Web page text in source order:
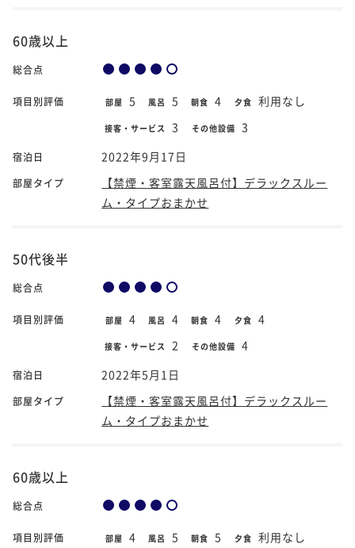
60歳以上
総合点
項目別評価 部屋 5 風呂 5 朝食 4 夕食 利用なし
接客・サービス 3 その他設備 3
宿泊日 2022年9月17日
部屋タイプ
【禁煙・客室露天風呂付】デラックスルー
ム・タイプおまかせ
50代後半
総合点
項目別評価 部屋 4 風呂 4 朝食 4 夕食 4
接客・サービス 2 その他設備 4
宿泊日 2022年5月1日
部屋タイプ
【禁煙・客室露天風呂付】デラックスルー
ム・タイプおまかせ
60歳以上
総合点
項目別評価 部屋 4 風呂 5 朝食 5 夕食 利用なし